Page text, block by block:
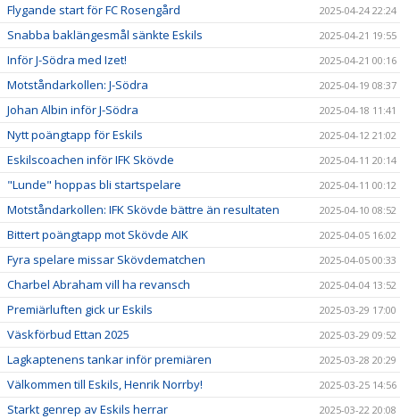
Flygande start för FC Rosengård 2025-04-24 22:24
Snabba baklängesmål sänkte Eskils 2025-04-21 19:55
Inför J-Södra med Izet! 2025-04-21 00:16
Motståndarkollen: J-Södra 2025-04-19 08:37
Johan Albin inför J-Södra 2025-04-18 11:41
Nytt poängtapp för Eskils 2025-04-12 21:02
Eskilscoachen inför IFK Skövde 2025-04-11 20:14
"Lunde" hoppas bli startspelare 2025-04-11 00:12
Motståndarkollen: IFK Skövde bättre än resultaten 2025-04-10 08:52
Bittert poängtapp mot Skövde AIK 2025-04-05 16:02
Fyra spelare missar Skövdematchen 2025-04-05 00:33
Charbel Abraham vill ha revansch 2025-04-04 13:52
Premiärluften gick ur Eskils 2025-03-29 17:00
Väskförbud Ettan 2025 2025-03-29 09:52
Lagkaptenens tankar inför premiären 2025-03-28 20:29
Välkommen till Eskils, Henrik Norrby! 2025-03-25 14:56
Starkt genrep av Eskils herrar 2025-03-22 20:08